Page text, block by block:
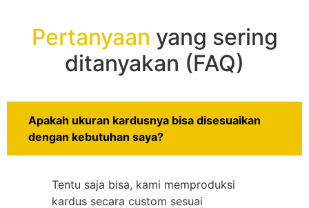
Pertanyaan yang sering
ditanyakan (FAQ)
Apakah ukuran kardusnya bisa disesuaikan
dengan kebutuhan saya?
Tentu saja bisa, kami memproduksi
kardus secara custom sesuai